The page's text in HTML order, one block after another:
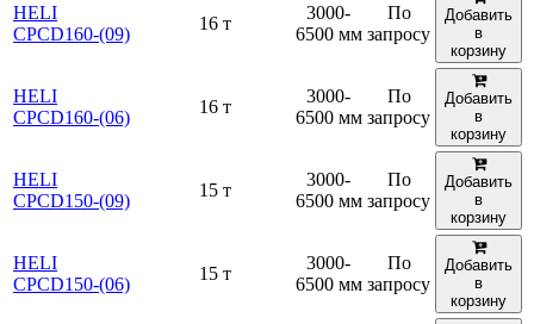
HELI
CPCD160-(09)
16 т
3000-
6500 мм
По
запросу
Добавить
в
корзину
HELI
CPCD160-(06)
16 т
3000-
6500 мм
По
запросу
Добавить
в
корзину
HELI
CPCD150-(09)
15 т
3000-
6500 мм
По
запросу
Добавить
в
корзину
HELI
CPCD150-(06)
15 т
3000-
6500 мм
По
запросу
Добавить
в
корзину